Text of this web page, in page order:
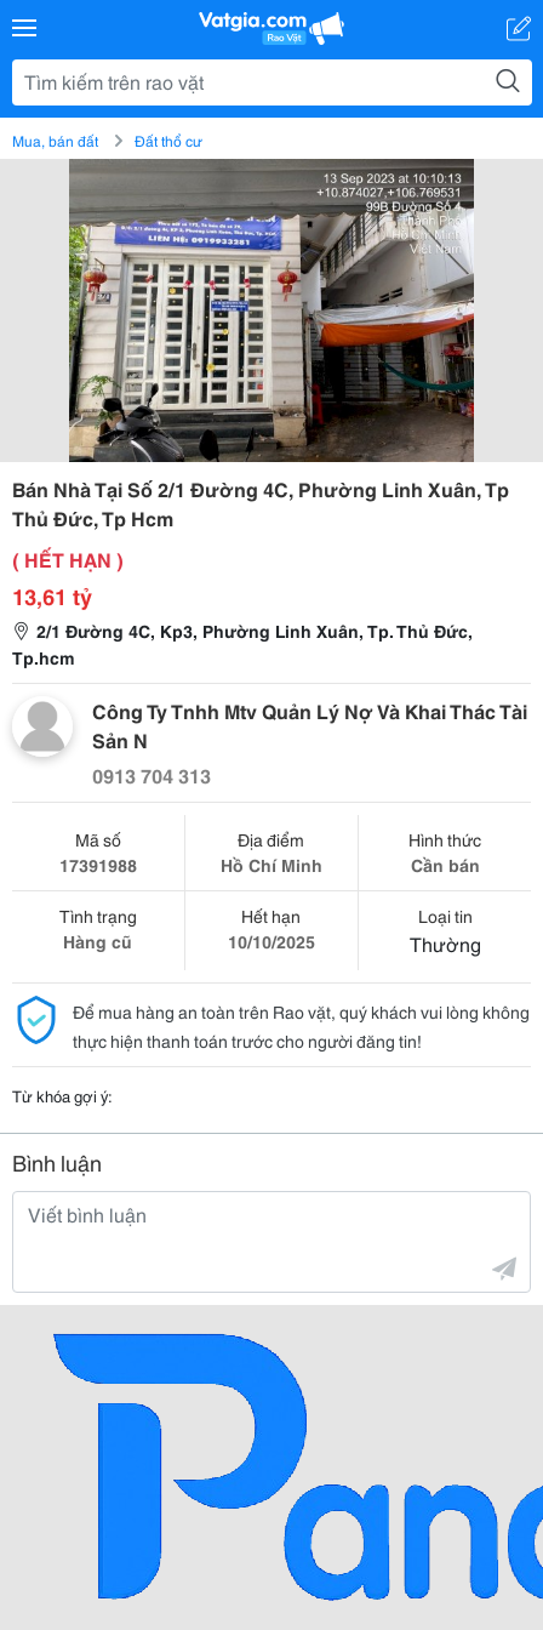
Mua, bán đất Đất thổ cư
Bán Nhà Tại Số 2/1 Đường 4C, Phường Linh Xuân, Tp
Thủ Đức, Tp Hcm
( HẾT HẠN )
13,61 tỷ
2/1 Đường 4C, Kp3, Phường Linh Xuân, Tp. Thủ Đức,
Tp.hcm
Công Ty Tnhh Mtv Quản Lý Nợ Và Khai Thác Tài
Sản N
0913 704 313
Mã số
17391988
Địa điểm
Hồ Chí Minh
Hình thức
Cần bán
Tình trạng
Hàng cũ
Hết hạn
10/10/2025
Loại tin
Thường
Để mua hàng an toàn trên Rao vặt, quý khách vui lòng không
thực hiện thanh toán trước cho người đăng tin!
Từ khóa gợi ý:
Bình luận